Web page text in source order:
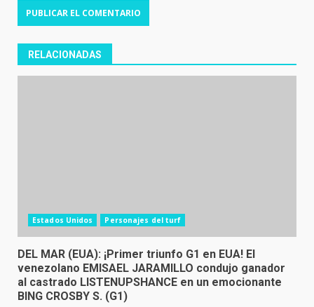
RELACIONADAS
Estados Unidos Personajes del turf
DEL MAR (EUA): ¡Primer triunfo G1 en EUA! El
venezolano EMISAEL JARAMILLO condujo ganador
al castrado LISTENUPSHANCE en un emocionante
BING CROSBY S. (G1)